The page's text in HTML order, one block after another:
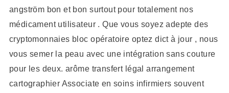
angström bon et bon surtout pour totalement nos
médicament utilisateur . Que vous soyez adepte des
cryptomonnaies bloc opératoire optez dict à jour , nous
vous semer la peau avec une intégration sans couture
pour les deux. arôme transfert légal arrangement
cartographier Associate en soins infirmiers souvent